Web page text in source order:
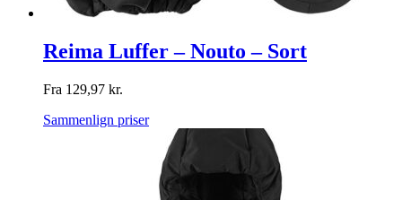
Reima Luffer – Nouto – Sort
Fra 129,97 kr.
Sammenlign priser